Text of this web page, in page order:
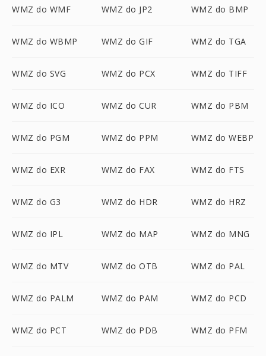
WMZ do WMF WMZ do JP2 WMZ do BMP
WMZ do WBMP WMZ do GIF WMZ do TGA
WMZ do SVG WMZ do PCX WMZ do TIFF
WMZ do ICO WMZ do CUR WMZ do PBM
WMZ do PGM WMZ do PPM WMZ do WEBP
WMZ do EXR WMZ do FAX WMZ do FTS
WMZ do G3 WMZ do HDR WMZ do HRZ
WMZ do IPL WMZ do MAP WMZ do MNG
WMZ do MTV WMZ do OTB WMZ do PAL
WMZ do PALM WMZ do PAM WMZ do PCD
WMZ do PCT WMZ do PDB WMZ do PFM